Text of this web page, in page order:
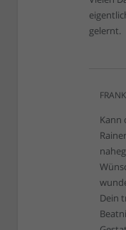
gelernt.
Kann
Dein